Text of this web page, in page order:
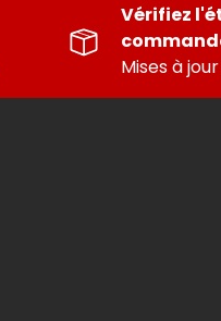
Vérifiez
Mises à